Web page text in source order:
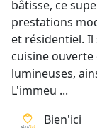
bâtisse, ce
prestations
et résidentiel. Il
cuisine ouverte
lumineuses,
L'immeu ...
Bien'ici